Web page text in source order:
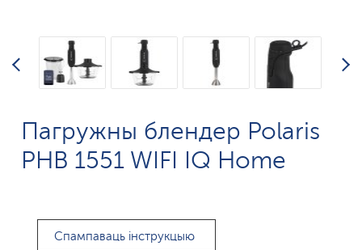
Пагружны блендер Polaris
PHB 1551 WIFI IQ Home
Спампаваць інструкцыю